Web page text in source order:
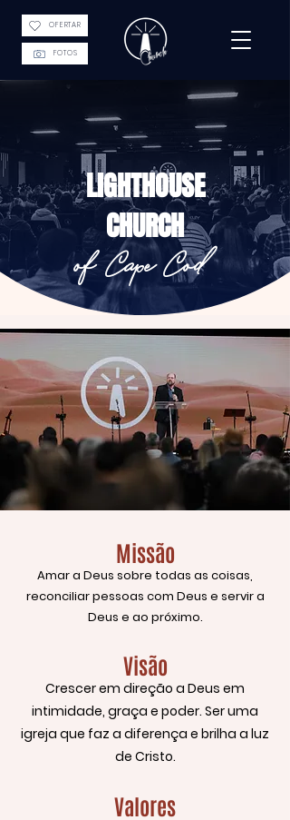
OFERTAR
FOTOS
LIGHTHOUSE
CHURCH
of Cape Cod
Missão
Amar a Deus sobre todas as coisas,
reconciliar pessoas com Deus e servir a
Deus e ao próximo.
Visão
Crescer em direção a Deus em
intimidade, graça e poder. Ser uma
igreja que faz a diferença e brilha a luz
de Cristo.
Valores